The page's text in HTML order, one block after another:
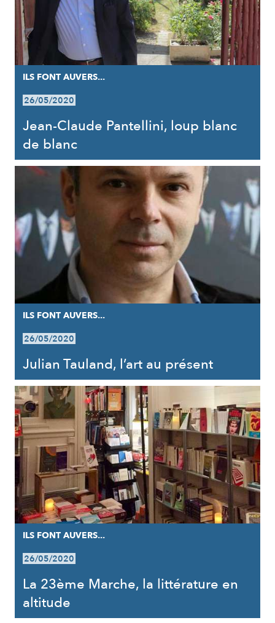
ILS FONT AUVERS...
26/05/2020
Jean-Claude Pantellini, loup blanc
de blanc
ILS FONT AUVERS...
26/05/2020
Julian Tauland, l’art au présent
ILS FONT AUVERS...
26/05/2020
La 23ème Marche, la littérature en
altitude